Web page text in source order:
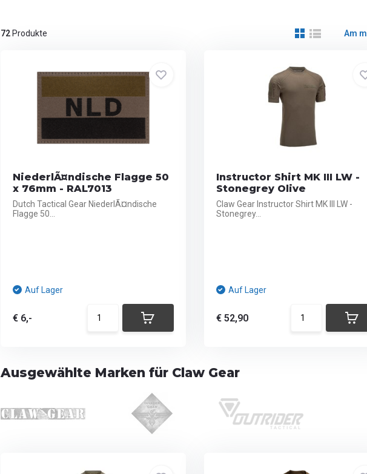
72Produkte Am
NiederlÃ¤ndische Flagge 50
x 76mm - RAL7013
Dutch Tactical Gear NiederlÃ¤ndische
Flagge 50...
Auf Lager
€ 6,-
Instructor Shirt MK III LW -
Stonegrey Olive
Claw Gear Instructor Shirt MK III LW -
Stonegrey...
Auf Lager
€ 52,90
Ausgewählte Marken für Claw Gear